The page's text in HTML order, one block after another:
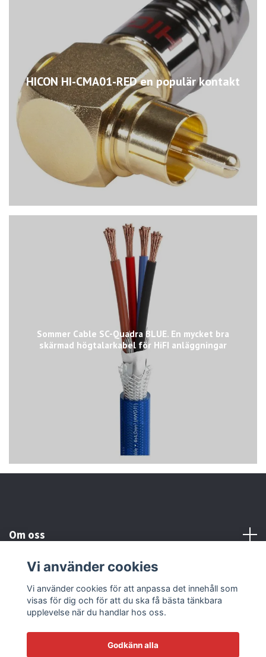
HICON HI-CMA01-RED en populär kontakt
Sommer Cable SC-Quadra BLUE. En mycket bra
skärmad högtalarkabel för HiFI anläggningar
Om oss
Kundtjänst
Läs mer
Vi använder cookies
Vi använder cookies för att anpassa det innehåll som
visas för dig och för att du ska få bästa tänkbara
upplevelse när du handlar hos oss.
Godkänn alla